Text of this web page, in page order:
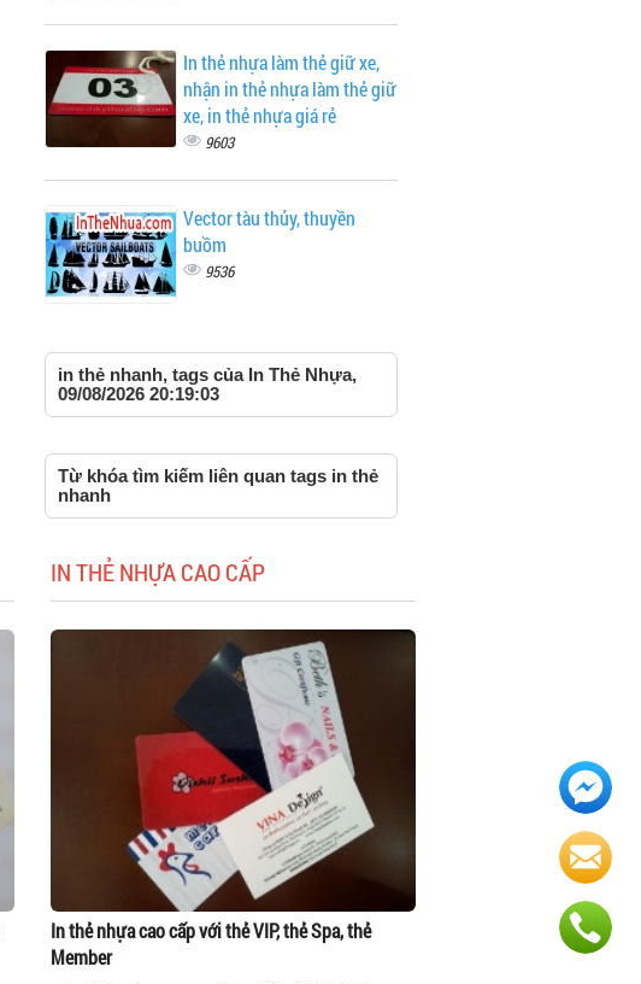
In thẻ nhựa làm thẻ giữ xe,
nhận in thẻ nhựa làm thẻ giữ
xe, in thẻ nhựa giá rẻ
9603
Vector tàu thủy, thuyền
buồm
9536
in thẻ nhanh, tags của In Thẻ Nhựa,
09/08/2026 20:19:03
Từ khóa tìm kiếm liên quan tags in thẻ
nhanh
IN THẺ NHỰA CAO CẤP
In thẻ nhựa cao cấp với thẻ VIP, thẻ Spa, thẻ
Member